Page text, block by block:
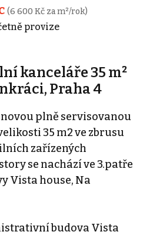
(6 600 Kč za m²/rok)
provize
kanceláře 35 m²
Praha 4
plně servisovanou
35 m2 ve zbrusu
zařízených
se nachází ve 3.patře
Vista house, Na
budova Vista